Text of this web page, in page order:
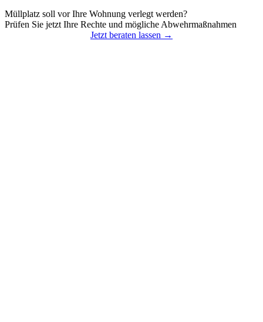
Müllplatz soll vor Ihre Wohnung verlegt werden?
Prüfen Sie jetzt Ihre Rechte und mögliche Abwehrmaßnahmen
Jetzt beraten lassen →